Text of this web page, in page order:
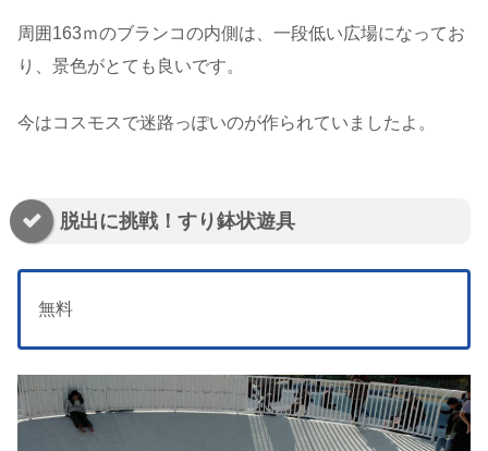
周囲163ｍのブランコの内側は、一段低い広場になってお
り、景色がとても良いです。
今はコスモスで迷路っぽいのが作られていましたよ。
脱出に挑戦！すり鉢状遊具
無料